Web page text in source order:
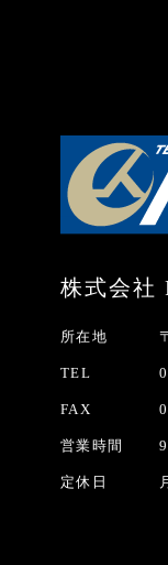
株式会社
所在地
TEL
FAX
営業時間
定休日